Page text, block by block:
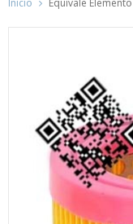
Inicio Equivale